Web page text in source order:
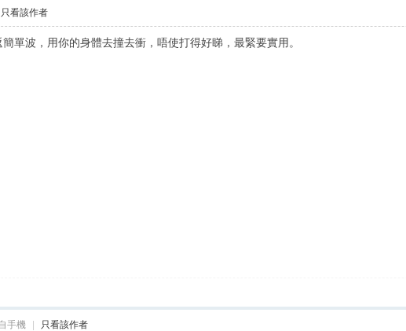
只看該作者
單波，用你的身體去撞去衝，唔使打得好睇，最緊要實用。
手機 只看該作者